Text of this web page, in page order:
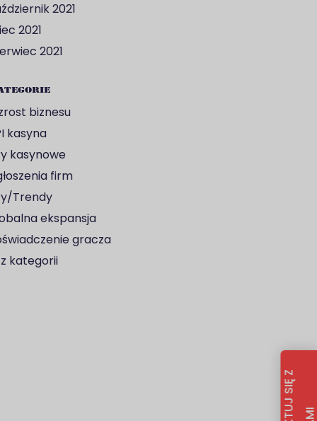
2021
2021
2021
biznesu
kasyna
kasynowe
firm
Trendy
ekspansja
gracza
kategorii